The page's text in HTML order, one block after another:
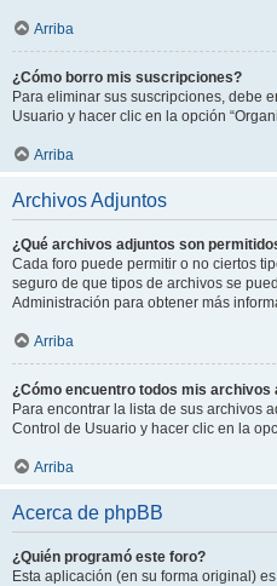
Arriba
¿Cómo borro mis suscripciones?
Para eliminar sus suscripciones, debe
Usuario y hacer clic en la opción
Arriba
Archivos Adjuntos
¿Qué archivos adjuntos son
Cada foro puede permitir o no ciertos
seguro de que tipos de archivos se
Administración para obtener más
Arriba
¿Cómo encuentro todos mis archivos
Para encontrar la lista de sus archivos
Control de Usuario y hacer clic en la
Arriba
Acerca de phpBB
¿Quién programó este foro?
Esta aplicación (en su forma original)